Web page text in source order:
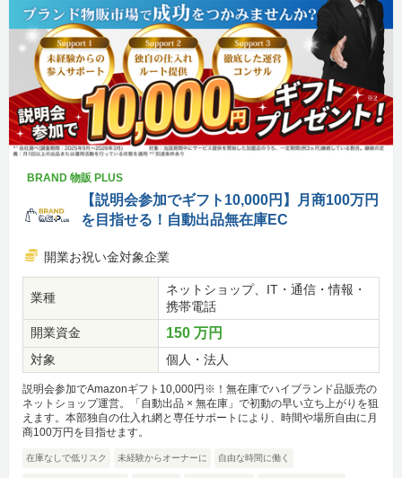
BRAND 物販 PLUS
【説明会参加でギフト10,000円】月商100万円
を目指せる！自動出品無在庫EC
開業お祝い金対象企業
業種
ネットショップ、IT・通信・情報・
携帯電話
開業資金
150 万円
対象 個人・法人
説明会参加でAmazonギフト10,000円※！無在庫でハイブランド品販売の
ネットショップ運営。「自動出品 × 無在庫」で初動の早い立ち上がりを狙
えます。本部独自の仕入れ網と専任サポートにより、時間や場所自由に月
商100万円を目指せます。
在庫なしで低リスク 未経験からオーナーに 自由な時間に働く